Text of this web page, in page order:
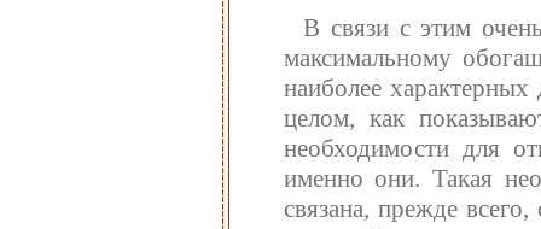
В связи с этим
максимальному
наиболее
целом, как
необходимости для
именно они. Такая
связана, прежде